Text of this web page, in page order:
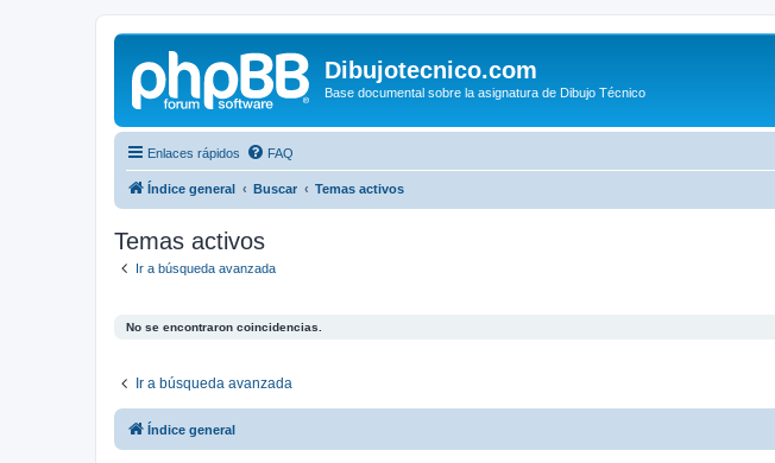
Dibujotecnico.com
Base documental sobre la asignatura de Dibujo Técnico
Enlaces rápidos FAQ
Índice general Buscar Temas activos
Temas activos
Ir a búsqueda avanzada
No se encontraron coincidencias.
Ir a búsqueda avanzada
Índice general